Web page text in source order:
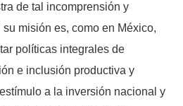
de tal incomprensión y
misión es, como en México,
políticas integrales de
e inclusión productiva y
a la inversión nacional y